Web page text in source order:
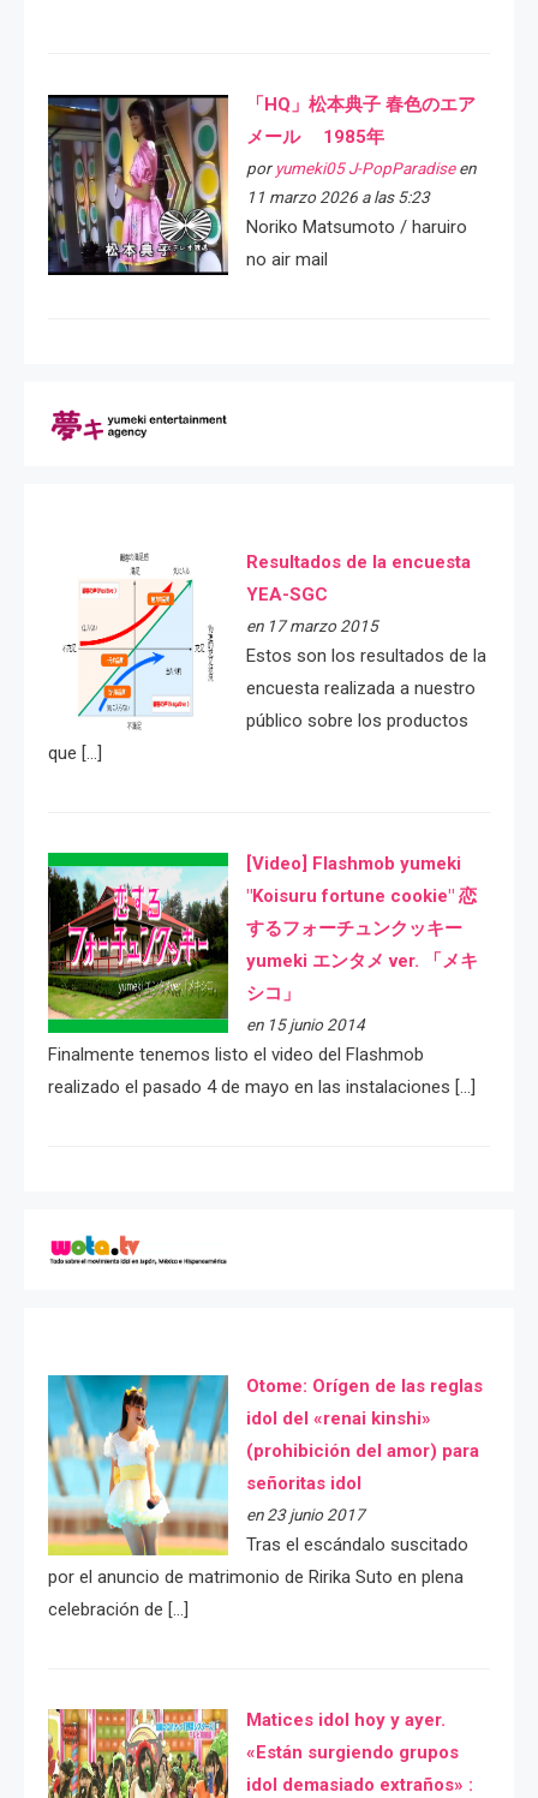
「HQ」松本典子 春色のエア
メール 1985年
por yumeki05 J-PopParadiseen
11 marzo 2026 a las 5:23
Noriko Matsumoto / haruiro
no air mail
Resultados de la encuesta
YEA-SGC
en 17 marzo 2015
Estos son los resultados de la
encuesta realizada a nuestro
público sobre los productos
que […]
[Video] Flashmob yumeki
"Koisuru fortune cookie" 恋
するフォーチュンクッキー
yumeki エンタメ ver. 「メキ
シコ」
en 15 junio 2014
Finalmente tenemos listo el video del Flashmob
realizado el pasado 4 de mayo en las instalaciones […]
Otome: Orígen de las reglas
idol del «renai kinshi»
(prohibición del amor) para
señoritas idol
en 23 junio 2017
Tras el escándalo suscitado
por el anuncio de matrimonio de Ririka Suto en plena
celebración de […]
Matices idol hoy y ayer.
«Están surgiendo grupos
idol demasiado extraños» :